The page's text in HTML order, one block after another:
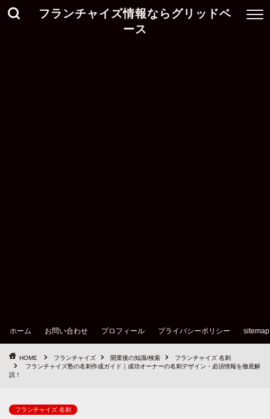
フランチャイズ情報ならグリッドベ
ース
ホーム お問い合わせ プロフィール プライバシーポリシー sitemap
HOME フランチャイズ 開業後の知識/検索
フランチャイズ 名刺
フランチャイズ塾の名刺作成ガイド｜成功オーナーの名刺デザイン・必須情報を徹底解
説！
フランチャイズ 名刺